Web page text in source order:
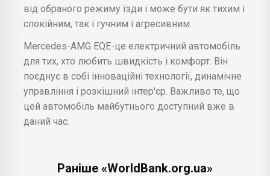
від обраного режиму їзди і може бути як тихим і
спокійним, так і гучним і агресивним.
Mercedes-AMG EQE-це електричний автомобіль
для тих, хто любить швидкість і комфорт. Він
поєднує в собі інноваційні технології, динамічне
управління і розкішний інтер'єр. Важливо те, що
цей автомобіль майбутнього доступний вже в
даний час.
Раніше «WorldBank.org.ua»